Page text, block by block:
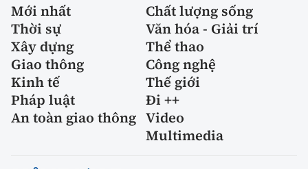
Mới nhất
Chất lượng sống
Thời sự
Văn hóa - Giải trí
Xây dựng
Thể thao
Giao thông
Công nghệ
Kinh tế
Thế giới
Pháp luật
Đi ++
An toàn giao thông Video
Multimedia